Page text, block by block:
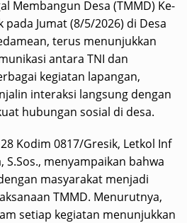
Membangun Desa (TMMD) Ke-
pada Jumat (8/5/2026) di Desa
terus menunjukkan
antara TNI dan
kegiatan lapangan,
interaksi langsung dengan
hubungan sosial di desa.
Kodim 0817/Gresik, Letkol Inf
S.Sos., menyampaikan bahwa
masyarakat menjadi
TMMD. Menurutnya,
setiap kegiatan menunjukkan